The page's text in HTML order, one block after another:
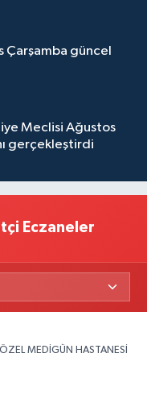
Çarşamba güncel
Meclisi Ağustos
gerçekleştirdi
Eczaneler
MEDİGÜN HASTANESİ